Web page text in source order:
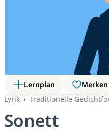
Lernplan Merken
Lyrik
Traditionelle
Sonett